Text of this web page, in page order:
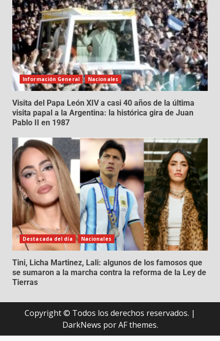
Información General Nacionales
Visita del Papa León XIV a casi 40 años de la última
visita papal a la Argentina: la histórica gira de Juan
Pablo II en 1987
Destacada del día Nacionales
Tini, Licha Martinez, Lali: algunos de los famosos que
se sumaron a la marcha contra la reforma de la Ley de
Tierras
Copyright © Todos los derechos reservados. |
DarkNews por AF themes.